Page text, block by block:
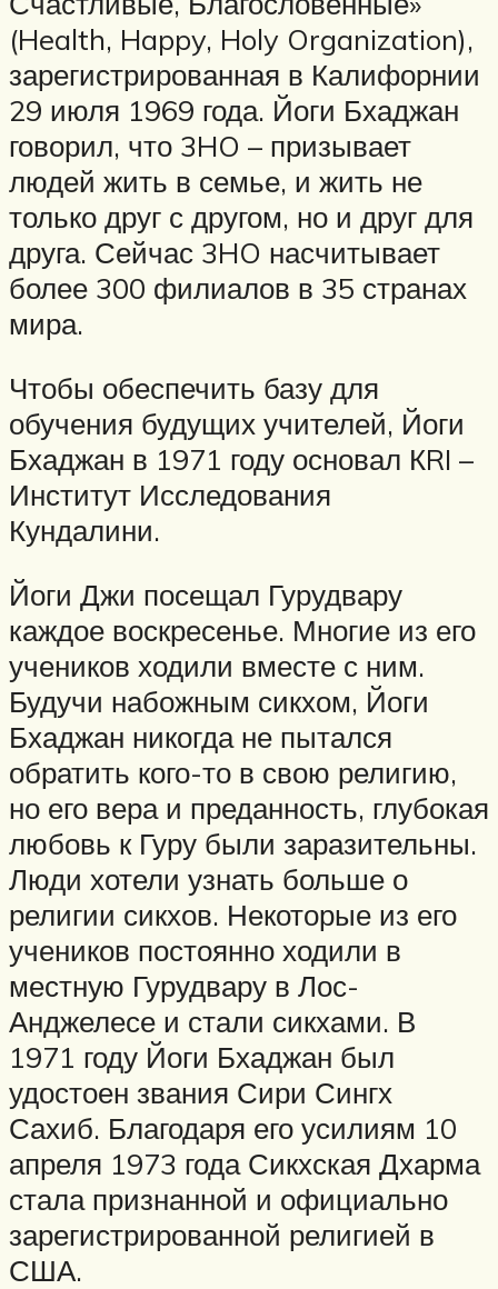
(Health, Happy, Holy Organization),
зарегистрированная в Калифорнии
29 июля 1969 года. Йоги Бхаджан
говорил, что 3HO – призывает
людей жить в семье, и жить не
только друг с другом, но и друг для
друга. Сейчас 3HO насчитывает
более 300 филиалов в 35 странах
мира.
Чтобы обеспечить базу для
обучения будущих учителей, Йоги
Бхаджан в 1971 году основал КRI –
Институт Исследования
Кундалини.
Йоги Джи посещал Гурудвару
каждое воскресенье. Многие из его
учеников ходили вместе с ним.
Будучи набожным сикхом, Йоги
Бхаджан никогда не пытался
обратить кого-то в свою религию,
но его вера и преданность, глубокая
любовь к Гуру были заразительны.
Люди хотели узнать больше о
религии сикхов. Некоторые из его
учеников постоянно ходили в
местную Гурудвару в Лос-
Анджелесе и стали сикхами. В
1971 году Йоги Бхаджан был
удостоен звания Сири Сингх
Сахиб. Благодаря его усилиям 10
апреля 1973 года Сикхская Дхарма
стала признанной и официально
зарегистрированной религией в
США.